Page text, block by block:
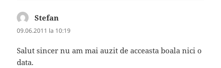
Stefan
09.06.2011 la 10:19
Salut sincer nu am mai auzit de acceasta boala nici o
data.